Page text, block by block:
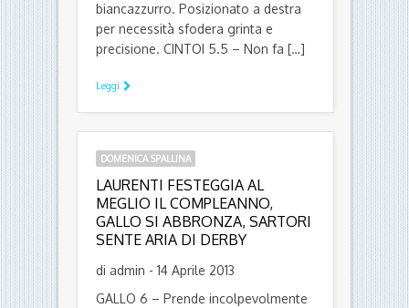
biancazzurro. Posizionato a destra
per necessità sfodera grinta e
precisione. CINTOI 5.5 – Non fa […]
Leggi
DOMENICA SPALLINA
LAURENTI FESTEGGIA AL
MEGLIO IL COMPLEANNO,
GALLO SI ABBRONZA, SARTORI
SENTE ARIA DI DERBY
di admin - 14 Aprile 2013
GALLO 6 – Prende incolpevolmente